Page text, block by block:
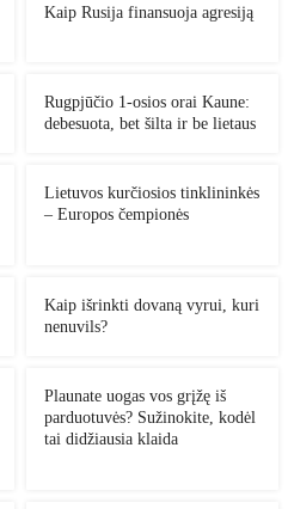
Kaip Rusija finansuoja agresiją
Rugpjūčio 1-osios orai Kaune:
debesuota, bet šilta ir be lietaus
Lietuvos kurčiosios tinklininkės
– Europos čempionės
Kaip išrinkti dovaną vyrui, kuri
nenuvils?
Plaunate uogas vos grįžę iš
parduotuvės? Sužinokite, kodėl
tai didžiausia klaida